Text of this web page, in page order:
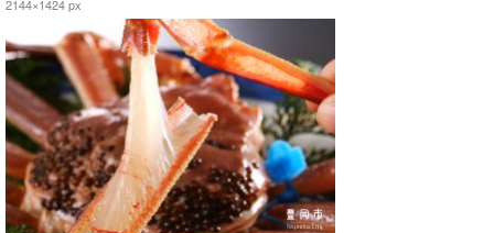
2144×1424 px